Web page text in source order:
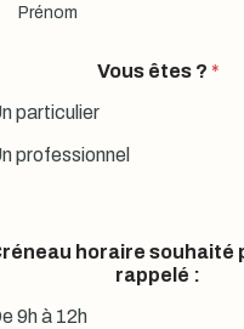
Prénom
o
Vous êtes ? *
particulier
professionnel
horaire souhaité
rappelé :
9h à 12h